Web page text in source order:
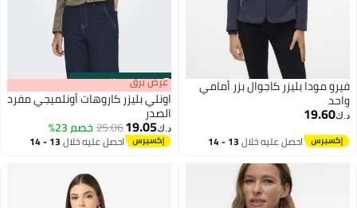
فيرو مودا بليزر كاجوال بزر أمامي
واحد
د.ك‏19.60
احصل عليه خلال 13 - 14
اغسطس
00m:00s
·باقي 100% عرض برق
اونلي بليزر كاروهات أونلميجي مفرد
الصدر
د.ك‏19.05
25.06خصم 23%
احصل عليه خلال 13 - 14
اغسطس